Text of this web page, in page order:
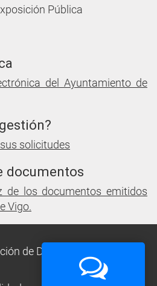
Pública
del Ayuntamiento de
solicitudes
documentos
de los documentos emitidos
Vigo.
de Datos